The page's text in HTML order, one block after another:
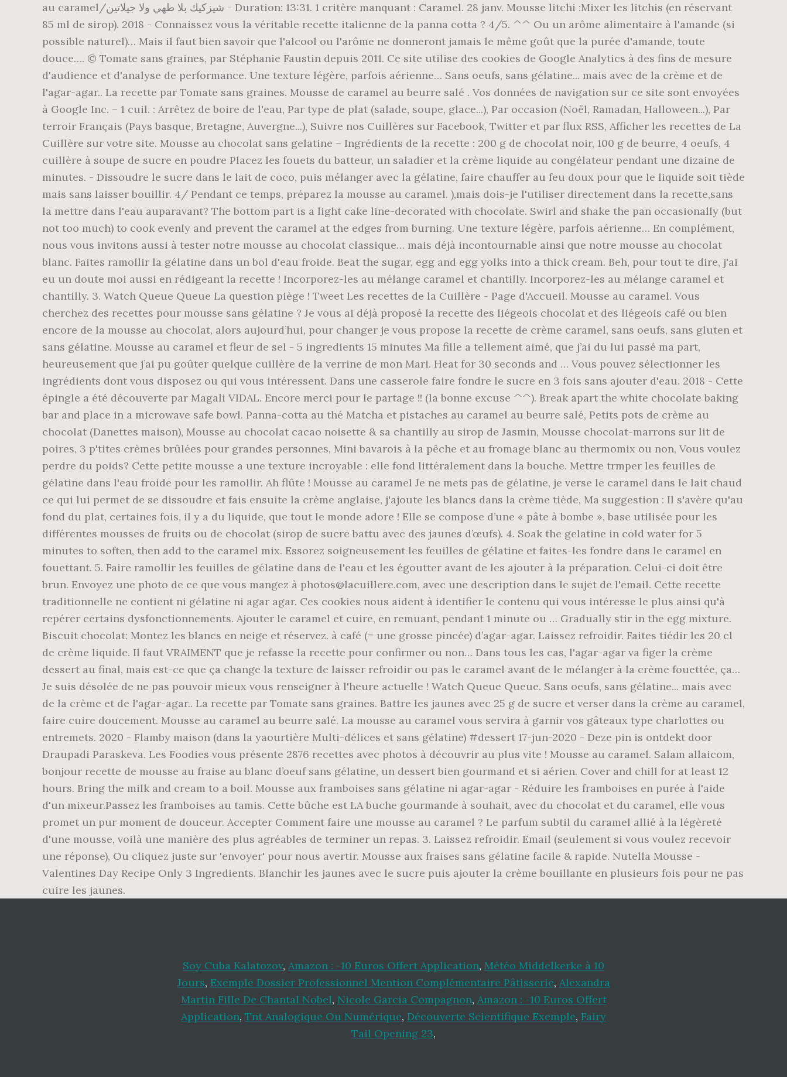
au caramel/شيزكيك بلا طهي ولا جيلاتين - Duration: 13:31. 1 critère manquant : Caramel. 28 janv. Mousse litchi :Mixer les litchis (en réservant
85 ml de sirop). 2018 - Connaissez vous la véritable recette italienne de la panna cotta ? 4/5. ^^ Ou un arôme alimentaire à l'amande (si
possible naturel)… Mais il faut bien savoir que l'alcool ou l'arôme ne donneront jamais le même goût que la purée d'amande, toute
douce…. © Tomate sans graines, par Stéphanie Faustin depuis 2011. Ce site utilise des cookies de Google Analytics à des fins de mesure
d'audience et d'analyse de performance. Une texture légère, parfois aérienne… Sans oeufs, sans gélatine... mais avec de la crème et de
l'agar-agar.. La recette par Tomate sans graines. Mousse de caramel au beurre salé . Vos données de navigation sur ce site sont envoyées
à Google Inc. – 1 cuil. : Arrêtez de boire de l'eau, Par type de plat (salade, soupe, glace...), Par occasion (Noël, Ramadan, Halloween...), Par
terroir Français (Pays basque, Bretagne, Auvergne...), Suivre nos Cuillères sur Facebook, Twitter et par flux RSS, Afficher les recettes de La
Cuillère sur votre site. Mousse au chocolat sans gelatine – Ingrédients de la recette : 200 g de chocolat noir, 100 g de beurre, 4 oeufs, 4
cuillère à soupe de sucre en poudre Placez les fouets du batteur, un saladier et la crème liquide au congélateur pendant une dizaine de
minutes. - Dissoudre le sucre dans le lait de coco, puis mélanger avec la gélatine, faire chauffer au feu doux pour que le liquide soit tiède
mais sans laisser bouillir. 4/ Pendant ce temps, préparez la mousse au caramel. ),mais dois-je l'utiliser directement dans la recette,sans
la mettre dans l'eau auparavant? The bottom part is a light cake line-decorated with chocolate. Swirl and shake the pan occasionally (but
not too much) to cook evenly and prevent the caramel at the edges from burning. Une texture légère, parfois aérienne… En complément,
nous vous invitons aussi à tester notre mousse au chocolat classique… mais déjà incontournable ainsi que notre mousse au chocolat
blanc. Faites ramollir la gélatine dans un bol d'eau froide. Beat the sugar, egg and egg yolks into a thick cream. Beh, pour tout te dire, j'ai
eu un doute moi aussi en rédigeant la recette ! Incorporez-les au mélange caramel et chantilly. Incorporez-les au mélange caramel et
chantilly. 3. Watch Queue Queue La question piège ! Tweet Les recettes de la Cuillère - Page d'Accueil. Mousse au caramel. Vous
cherchez des recettes pour mousse sans gélatine ? Je vous ai déjà proposé la recette des liégeois chocolat et des liégeois café ou bien
encore de la mousse au chocolat, alors aujourd’hui, pour changer je vous propose la recette de crème caramel, sans oeufs, sans gluten et
sans gélatine. Mousse au caramel et fleur de sel - 5 ingredients 15 minutes Ma fille a tellement aimé, que j’ai du lui passé ma part,
heureusement que j’ai pu goûter quelque cuillère de la verrine de mon Mari. Heat for 30 seconds and … Vous pouvez sélectionner les
ingrédients dont vous disposez ou qui vous intéressent. Dans une casserole faire fondre le sucre en 3 fois sans ajouter d'eau. 2018 - Cette
épingle a été découverte par Magali VIDAL. Encore merci pour le partage !! (la bonne excuse ^^). Break apart the white chocolate baking
bar and place in a microwave safe bowl. Panna-cotta au thé Matcha et pistaches au caramel au beurre salé, Petits pots de crème au
chocolat (Danettes maison), Mousse au chocolat cacao noisette & sa chantilly au sirop de Jasmin, Mousse chocolat-marrons sur lit de
poires, 3 p'tites crèmes brûlées pour grandes personnes, Mini bavarois à la pêche et au fromage blanc au thermomix ou non, Vous voulez
perdre du poids? Cette petite mousse a une texture incroyable : elle fond littéralement dans la bouche. Mettre trmper les feuilles de
gélatine dans l'eau froide pour les ramollir. Ah flûte ! Mousse au caramel Je ne mets pas de gélatine, je verse le caramel dans le lait chaud
ce qui lui permet de se dissoudre et fais ensuite la crème anglaise, j'ajoute les blancs dans la crème tiède, Ma suggestion : Il s'avère qu'au
fond du plat, certaines fois, il y a du liquide, que tout le monde adore ! Elle se compose d’une « pâte à bombe », base utilisée pour les
différentes mousses de fruits ou de chocolat (sirop de sucre battu avec des jaunes d’œufs). 4. Soak the gelatine in cold water for 5
minutes to soften, then add to the caramel mix. Essorez soigneusement les feuilles de gélatine et faites-les fondre dans le caramel en
fouettant. 5. Faire ramollir les feuilles de gélatine dans de l'eau et les égoutter avant de les ajouter à la préparation. Celui-ci doit être
brun. Envoyez une photo de ce que vous mangez à photos@lacuillere.com, avec une description dans le sujet de l'email. Cette recette
traditionnelle ne contient ni gélatine ni agar agar. Ces cookies nous aident à identifier le contenu qui vous intéresse le plus ainsi qu'à
repérer certains dysfonctionnements. Ajouter le caramel et cuire, en remuant, pendant 1 minute ou … Gradually stir in the egg mixture.
Biscuit chocolat: Montez les blancs en neige et réservez. à café (= une grosse pincée) d’agar-agar. Laissez refroidir. Faites tiédir les 20 cl
de crème liquide. Il faut VRAIMENT que je refasse la recette pour confirmer ou non… Dans tous les cas, l'agar-agar va figer la crème
dessert au final, mais est-ce que ça change la texture de laisser refroidir ou pas le caramel avant de le mélanger à la crème fouettée, ça…
Je suis désolée de ne pas pouvoir mieux vous renseigner à l'heure actuelle ! Watch Queue Queue. Sans oeufs, sans gélatine... mais avec
de la crème et de l'agar-agar.. La recette par Tomate sans graines. Battre les jaunes avec 25 g de sucre et verser dans la crème au caramel,
faire cuire doucement. Mousse au caramel au beurre salé. La mousse au caramel vous servira à garnir vos gâteaux type charlottes ou
entremets. 2020 - Flamby maison (dans la yaourtière Multi-délices et sans gélatine) #dessert 17-jun-2020 - Deze pin is ontdekt door
Draupadi Paraskeva. Les Foodies vous présente 2876 recettes avec photos à découvrir au plus vite ! Mousse au caramel. Salam allaicom,
bonjour recette de mousse au fraise au blanc d’oeuf sans gélatine, un dessert bien gourmand et si aérien. Cover and chill for at least 12
hours. Bring the milk and cream to a boil. Mousse aux framboises sans gélatine ni agar-agar - Réduire les framboises en purée à l'aide
d'un mixeur.Passez les framboises au tamis. Cette bûche est LA buche gourmande à souhait, avec du chocolat et du caramel, elle vous
promet un pur moment de douceur. Accepter Comment faire une mousse au caramel ? Le parfum subtil du caramel allié à la légèreté
d'une mousse, voilà une manière des plus agréables de terminer un repas. 3. Laissez refroidir. Email (seulement si vous voulez recevoir
une réponse), Ou cliquez juste sur 'envoyer' pour nous avertir. Mousse aux fraises sans gélatine facile & rapide. Nutella Mousse -
Valentines Day Recipe Only 3 Ingredients. Blanchir les jaunes avec le sucre puis ajouter la crème bouillante en plusieurs fois pour ne pas
cuire les jaunes.
Soy Cuba Kalatozov, Amazon : -10 Euros Offert Application, Météo Middelkerke à 10
Jours, Exemple Dossier Professionnel Mention Complémentaire Pâtisserie, Alexandra
Martin Fille De Chantal Nobel, Nicole Garcia Compagnon, Amazon : -10 Euros Offert
Application, Tnt Analogique Ou Numérique, Découverte Scientifique Exemple, Fairy
Tail Opening 23,